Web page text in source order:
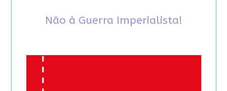
Não à Guerra Imperialista!